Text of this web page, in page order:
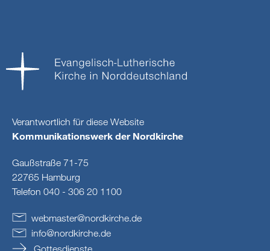
Verantwortlich für diese Website
Kommunikationswerk der Nordkirche
Gaußstraße 71-75
22765 Hamburg
Telefon 040 - 306 20 1100
webmaster@nordkirche de
info@nordkirche.de
Gottesdienste